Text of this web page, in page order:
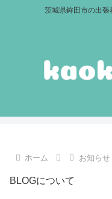
茨城県鉾田市の出
ホーム お知らせ
BLOGについて